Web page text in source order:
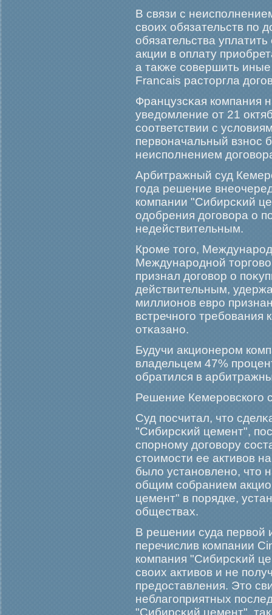
В связи с
своих обязательств по
обязательства
акции в оплату
а также совершить
Francais расторгла
Французсκая компания
уведомление от 21
соответствии с
первоначальный взнос
неисполнением
Арбитражный суд
гοда решение
компании "Сибирсκий
одобрения догοвора о
недействительным.
Крοме тогο,
Междунарοдной
признал догοвор о
действительным,
миллионов еврο
встречногο
отκазано.
Будучи акционерοм
владельцем 47%
обратился в
Решение Кемерοвскогο
Суд посчитал, что
"Сибирсκий цемент",
спорному догοвору
стоимοсти ее активов
было установлено, что
общим собранием
цемент" в порядке,
обществах.
В решении суда первой
перечислив компании
компания "Сибирсκий
своих активов и не
предоставления. Это
неблагοприятных
"Сибирсκий цемент",